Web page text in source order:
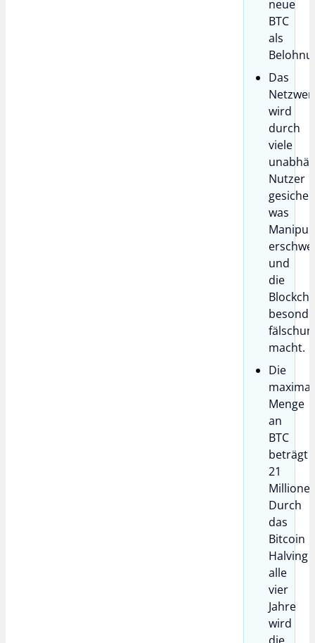
neue
BTC
als
Das
wird
durch
viele
Nutzer
was
und
die
macht.
Die
Menge
an
BTC
beträgt
21
Durch
das
Bitcoin
Halving
alle
vier
Jahre
wird
die